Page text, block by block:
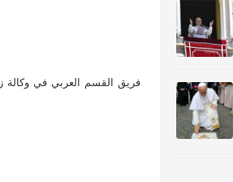
فريق القسم العربي في